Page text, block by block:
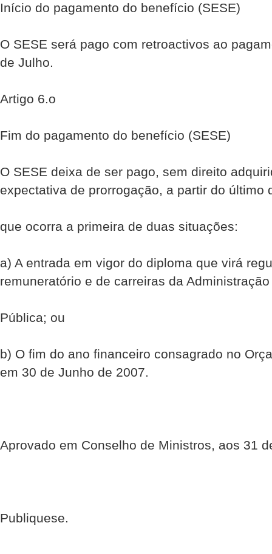
Início do pagamento do benefício (SESE)
O SESE será pago com retroactivos ao
de Julho.
Artigo 6.o
Fim do pagamento do benefício (SESE)
O SESE deixa de ser pago, sem direito
expectativa de prorrogação, a partir do último
que ocorra a primeira de duas situações:
a) A entrada em vigor do diploma que virá
remuneratório e de carreiras da Administração
Pública; ou
b) O fim do ano financeiro consagrado no
em 30 de Junho de 2007.
Aprovado em Conselho de Ministros, aos 31
Publique­se.